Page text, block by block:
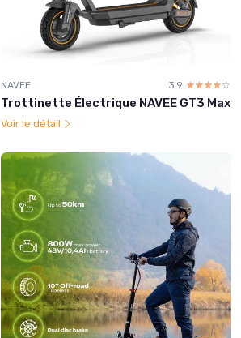
NAVEE 3.9 ☆☆☆☆☆
★★★★★
Trottinette Électrique NAVEE GT3 Max
Voir le détail